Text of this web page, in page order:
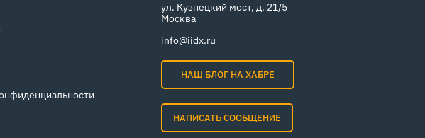
ул. Кузнецкий мост, д. 21/5
Москва
info@iidx.ru
НАШ БЛОГ НА ХАБРЕ
НАПИСАТЬ СООБЩЕНИЕ